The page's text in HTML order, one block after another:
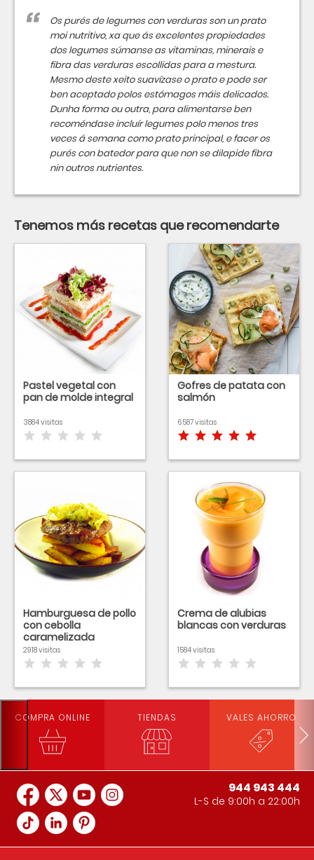
Os purés de legumes con verduras son un prato
moi nutritivo, xa que ás excelentes propiedades
dos legumes súmanse as vitaminas, minerais e
fibra das verduras escollidas para a mestura.
Mesmo deste xeito suavízase o prato e pode ser
ben aceptado polos estómagos máis delicados.
Dunha forma ou outra, para alimentarse ben
recoméndase incluír legumes polo menos tres
veces á semana como prato principal, e facer os
purés con batedor para que non se dilapide fibra
nin outros nutrientes.
Tenemos más recetas que recomendarte
Pastel vegetal con
pan de molde integral
3884 visitas
Gofres de patata con
salmón
6587 visitas
Hamburguesa de pollo
con cebolla
caramelizada
2918 visitas
Crema de alubias
blancas con verduras
1584 visitas
COMPRA ONLINE TIENDAS VALES AHORRO
944 943 444
L-S de 9:00h a 22:00h